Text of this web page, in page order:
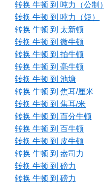
转换 牛顿 到 吨力（公制）
转换 牛顿 到 吨力（短）
转换 牛顿 到 太新顿
转换 牛顿 到 微牛顿
转换 牛顿 到 拍牛顿
转换 牛顿 到 毫牛顿
转换 牛顿 到 池塘
转换 牛顿 到 焦耳/厘米
转换 牛顿 到 焦耳/米
转换 牛顿 到 百分牛顿
转换 牛顿 到 百牛顿
转换 牛顿 到 皮牛顿
转换 牛顿 到 盎司力
转换 牛顿 到 磅力
转换 牛顿 到 磅力